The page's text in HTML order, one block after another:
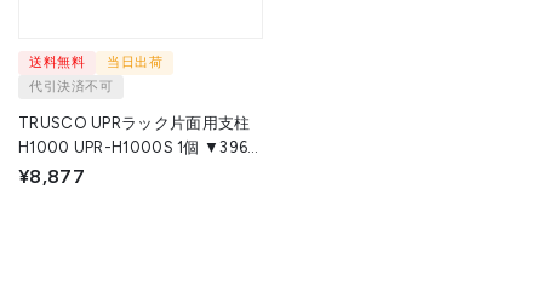
送料無料
当日出荷
代引決済不可
TRUSCO UPRラック片面用支柱
H1000 UPR-H1000S 1個 ▼396-
8588
¥8,877